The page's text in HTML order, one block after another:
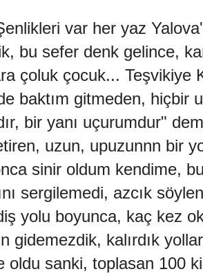
var her yaz
bu sefer denk gelince,
çoluk çocuk... Teşvikiye
baktım gitmeden, hiçbir
bir yanı uçurumdur"
uzun, upuzunnn bir
sinir oldum kendime,
sergilemedi, azcık
yolu boyunca, kaç kez
gidemezdik, kalırdık
oldu sanki, toplasan 100